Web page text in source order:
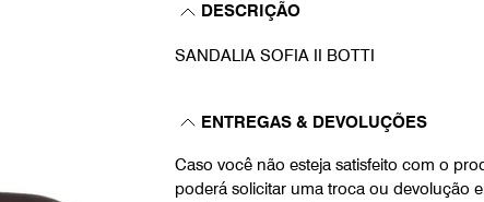
DESCRIÇÃO
SANDALIA SOFIA II BOTTI
ENTREGAS & DEVOLUÇÕES
Caso você não esteja satisfeito com o
poderá solicitar uma troca ou devolução